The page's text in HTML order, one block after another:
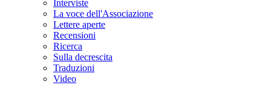
Interviste
La voce dell'Associazione
Lettere aperte
Recensioni
Ricerca
Sulla decrescita
Traduzioni
Video